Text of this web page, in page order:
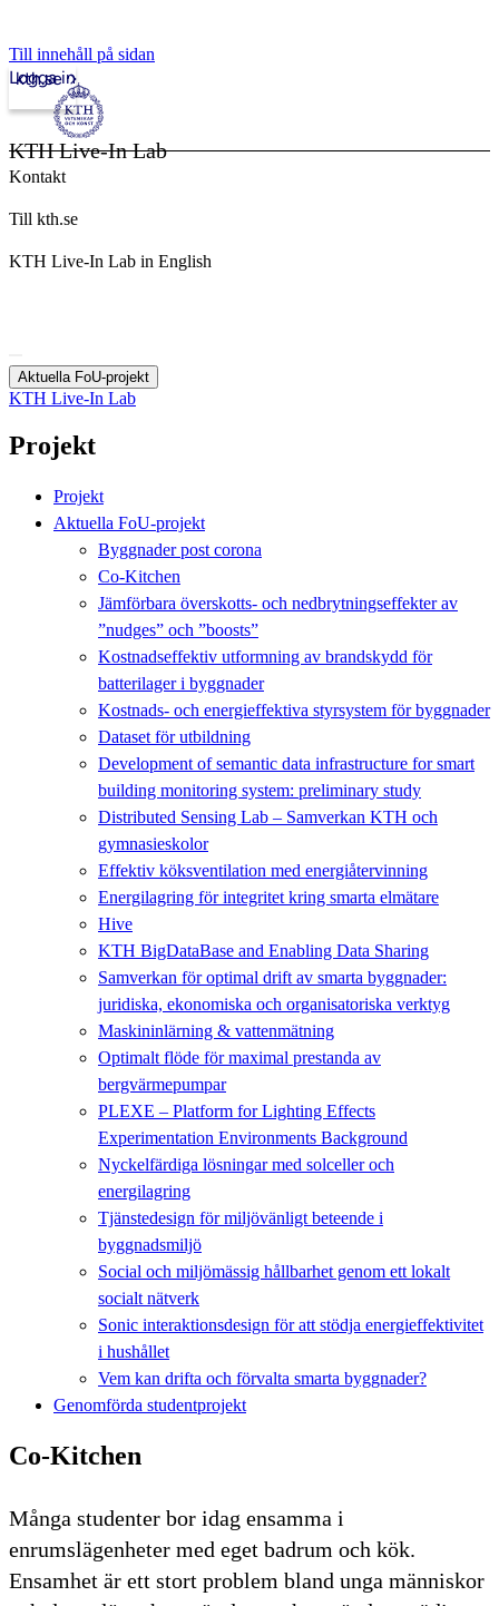
Till innehåll på sidan
kth.se
Logga in
KTH Live-In Lab
Kontakt
Till kth.se
KTH Live-In Lab in English
Aktuella FoU-projekt
KTH Live-In Lab
Projekt
Projekt
Aktuella FoU-projekt
Byggnader post corona
Co-Kitchen
Jämförbara överskotts- och nedbrytningseffekter av
”nudges” och ”boosts”
Kostnadseffektiv utformning av brandskydd för
batterilager i byggnader
Kostnads- och energieffektiva styrsystem för byggnader
Dataset för utbildning
Development of semantic data infrastructure for smart
building monitoring system: preliminary study
Distributed Sensing Lab – Samverkan KTH och
gymnasieskolor
Effektiv köksventilation med energiåtervinning
Energilagring för integritet kring smarta elmätare
Hive
KTH BigDataBase and Enabling Data Sharing
Samverkan för optimal drift av smarta byggnader:
juridiska, ekonomiska och organisatoriska verktyg
Maskininlärning & vattenmätning
Optimalt flöde för maximal prestanda av
bergvärmepumpar
PLEXE – Platform for Lighting Effects
Experimentation Environments Background
Nyckelfärdiga lösningar med solceller och
energilagring
Tjänstedesign för miljövänligt beteende i
byggnadsmiljö
Social och miljömässig hållbarhet genom ett lokalt
socialt nätverk
Sonic interaktionsdesign för att stödja energieffektivitet
i hushållet
Vem kan drifta och förvalta smarta byggnader?
Genomförda studentprojekt
Co-Kitchen
Många studenter bor idag ensamma i
enrumslägenheter med eget badrum och kök.
Ensamhet är ett stort problem bland unga människor